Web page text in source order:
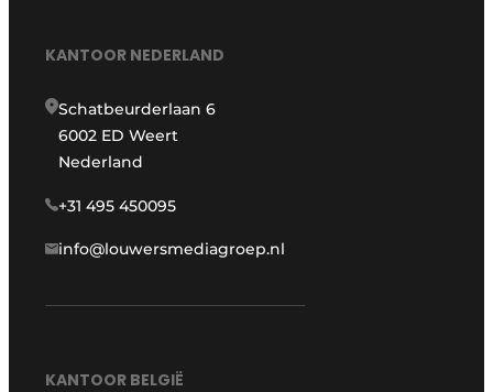
KANTOOR NEDERLAND
Schatbeurderlaan 6
6002 ED Weert
Nederland
+31 495 450095
info@louwersmediagroep.nl
KANTOOR BELGIË